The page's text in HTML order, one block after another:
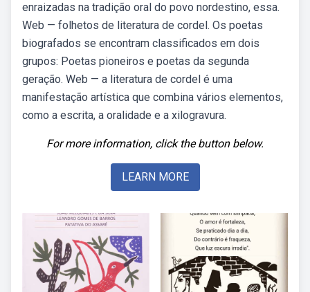
enraizadas na tradição oral do povo nordestino, essa.
Web — folhetos de literatura de cordel. Os poetas
biografados se encontram classificados em dois
grupos: Poetas pioneiros e poetas da segunda
geração. Web — a literatura de cordel é uma
manifestação artística que combina vários elementos,
como a escrita, a oralidade e a xilogravura.
For more information, click the button below.
LEARN MORE